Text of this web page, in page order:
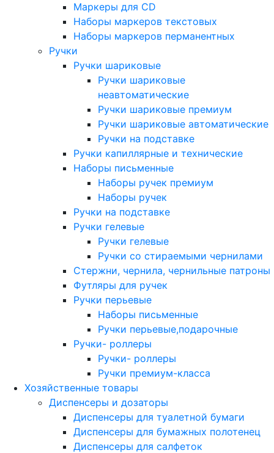
Маркеры для CD
Наборы маркеров текстовых
Наборы маркеров перманентных
Ручки
Ручки шариковые
Ручки шариковые
неавтоматические
Ручки шариковые премиум
Ручки шариковые автоматические
Ручки на подставке
Ручки капиллярные и технические
Наборы письменные
Наборы ручек премиум
Наборы ручек
Ручки на подставке
Ручки гелевые
Ручки гелевые
Ручки со стираемыми чернилами
Стержни, чернила, чернильные патроны
Футляры для ручек
Ручки перьевые
Наборы письменные
Ручки перьевые,подарочные
Ручки- роллеры
Ручки- роллеры
Ручки премиум-класса
Хозяйственные товары
Диспенсеры и дозаторы
Диспенсеры для туалетной бумаги
Диспенсеры для бумажных полотенец
Диспенсеры для салфеток